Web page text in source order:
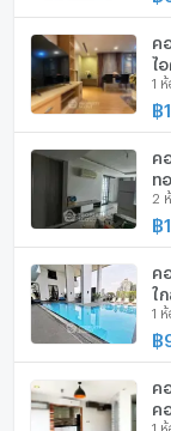
ค
ไ
1 ห้
฿
ค
ท
2
฿
ค
ใ
1 ห้
฿
ค
ค
1 ห้